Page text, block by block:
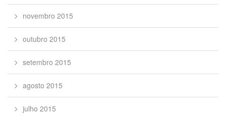
novembro 2015
outubro 2015
setembro 2015
agosto 2015
julho 2015